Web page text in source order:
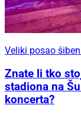
Veliki posao
Znate li tko
stadiona na
koncerta?